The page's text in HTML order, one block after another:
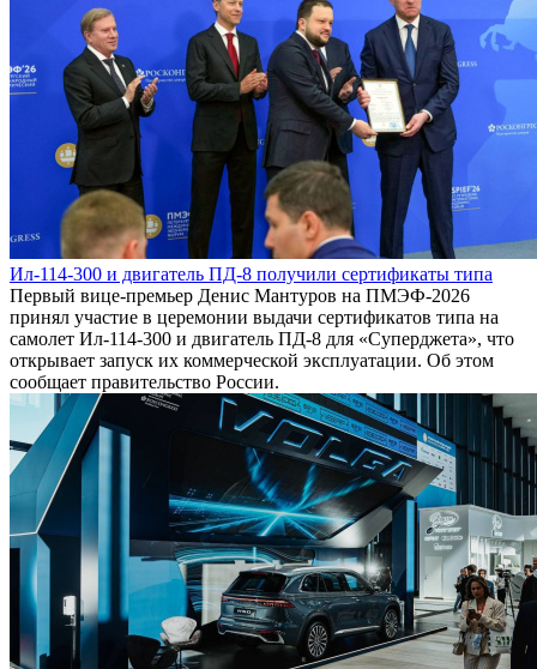
Ил-114-300 и двигатель ПД-8 получили сертификаты типа
Первый вице-премьер Денис Мантуров на ПМЭФ-2026
принял участие в церемонии выдачи сертификатов типа на
самолет Ил-114-300 и двигатель ПД-8 для «Суперджета», что
открывает запуск их коммерческой эксплуатации. Об этом
сообщает правительство России.